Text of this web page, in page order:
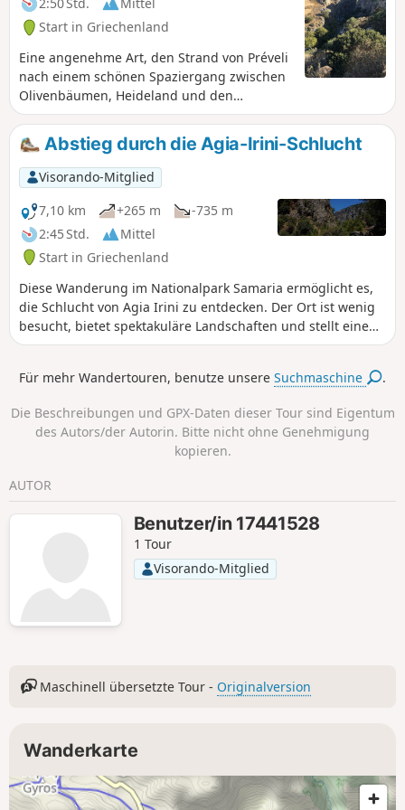
2:50 Std.
Mittel
Start in Griechenland
Eine angenehme Art, den Strand von Préveli
nach einem schönen Spaziergang zwischen
Olivenbäumen, Heideland und den
Felsvorsprüngen der Schlucht zu erreichen.
Abstieg durch die Agia-Irini-Schlucht
Visorando-Mitglied
7,10 km
+265 m
-735 m
2:45 Std.
Mittel
Start in Griechenland
Diese Wanderung im Nationalpark Samaria ermöglicht es,
die Schlucht von Agia Irini zu entdecken. Der Ort ist wenig
besucht, bietet spektakuläre Landschaften und stellt eine
schöne Alternative zur Samaria-Schlucht dar. Die Agia-Irini-
und führt Sie in Richtung Norden nach Sougia und an die
kostenpflichtig (2 € pro Person im Jahr 2019).
Für mehr Wandertouren, benutze unsereSuchmaschine .
Die Beschreibungen und GPX-Daten dieser Tour sind Eigentum
des Autors/der Autorin. Bitte nicht ohne Genehmigung
kopieren.
AUTOR
Benutzer/in 17441528
1 Tour
Visorando-Mitglied
Maschinell übersetzte Tour - Originalversion
Wanderkarte